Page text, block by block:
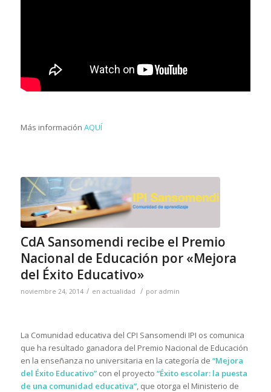
Más información AQUÍ
CdA Sansomendi recibe el Premio
Nacional de Educación por «Mejora
del Éxito Educativo»
noviembre 24, 2014 / en actualidad / por admin
La Comunidad educativa del CPI Sansomendi IPI os comunica
que ha resultado ganadora del Premio Nacional de Educación
en la enseñanza no universitaria en la categoría de “Mejora
del Éxito Educativo”con el proyecto “Éxito escolar: la puesta
de una comunidad educativa”, que otorga el Ministerio de